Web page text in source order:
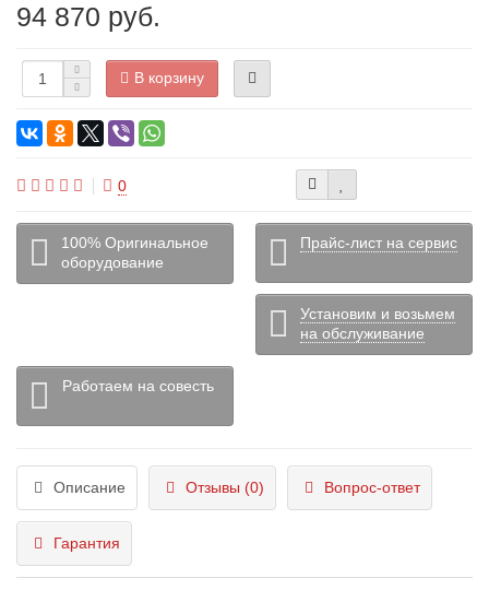
94 870 руб.
В корзину
0
100% Оригинальное
оборудование
Прайс-лист на сервис
Установим и возьмем
на обслуживание
Работаем на совесть
Описание Отзывы (0) Вопрос-ответ
Гарантия